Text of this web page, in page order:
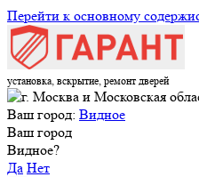
Перейти к основному
установка, вскрытие, ремонт дверей
Ваш город: Видное
Ваш город
Видное?
Да Нет